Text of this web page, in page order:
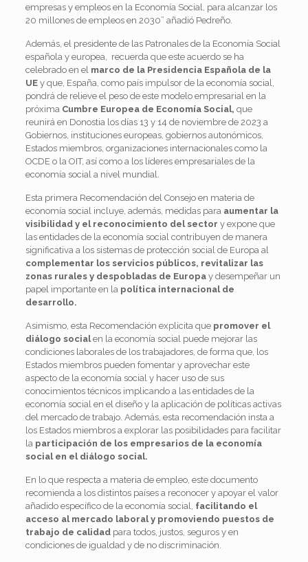
empresas y empleos en la Economía Social, para alcanzar los
20 millones de empleos en 2030” añadió Pedreño.
Además, el presidente de las Patronales de la Economía Social
española y europea, recuerda que este acuerdo se ha
celebrado en el marco de la Presidencia Española de la
UEy que, España, como país impulsor de la economía social,
pondrá de relieve el peso de este modelo empresarial en la
próxima Cumbre Europea de Economía Social, que
reunirá en Donostia los días 13 y 14 de noviembre de 2023 a
Gobiernos, instituciones europeas, gobiernos autonómicos,
Estados miembros, organizaciones internacionales como la
OCDE o la OIT, así como a los líderes empresariales de la
economía social a nivel mundial.
Esta primera Recomendación del Consejo en materia de
economía social incluye, además, medidas para aumentar la
visibilidad y el reconocimiento del sector y expone que
las entidades de la economía social contribuyen de manera
significativa a los sistemas de protección social de Europa al
complementar los servicios públicos, revitalizar las
zonas rurales y despobladas de Europay desempeñar un
papel importante en la política internacional de
desarrollo.
Asimismo, esta Recomendación explicita que promover el
diálogo socialen la economía social puede mejorar las
condiciones laborales de los trabajadores, de forma que, los
Estados miembros pueden fomentar y aprovechar este
aspecto de la economía social y hacer uso de sus
conocimientos técnicos implicando a las entidades de la
economía social en el diseño y la aplicación de políticas activas
del mercado de trabajo. Además, esta recomendación insta a
los Estados miembros a explorar las posibilidades para facilitar
la participación de los empresarios de la economía
social en el diálogo social.
En lo que respecta a materia de empleo, este documento
recomienda a los distintos países a reconocer y apoyar el valor
añadido específico de la economía social, facilitando el
acceso al mercado laboral y promoviendo puestos de
trabajo de calidadpara todos, justos, seguros y en
condiciones de igualdad y de no discriminación.